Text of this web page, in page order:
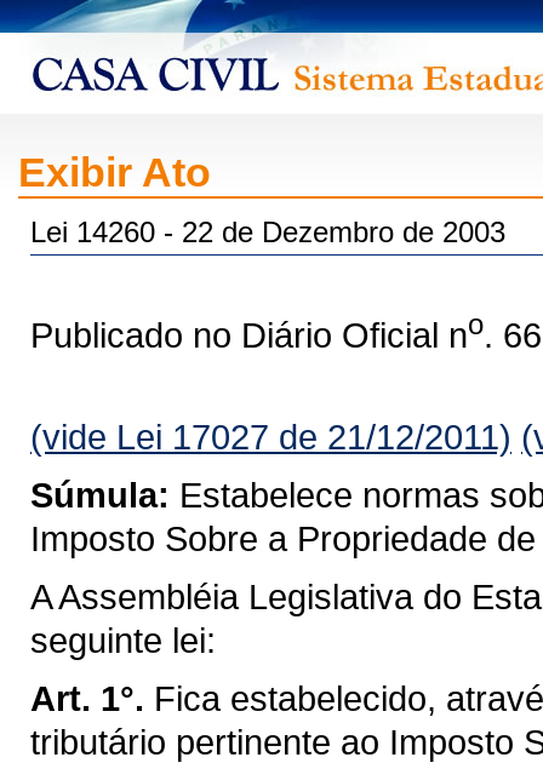
Exibir Ato
Lei 14260 - 22 de Dezembro de 2003
Publicado no Diário Oficial no.
(vide Lei 17027 de 21/12/2011)
Súmula: Estabelece normas
Imposto Sobre a Propriedade
A Assembléia Legislativa do
seguinte lei:
Art. 1°. Fica estabelecido,
tributário pertinente ao Imposto